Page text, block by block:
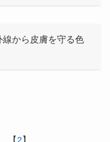
線から皮膚を守る色